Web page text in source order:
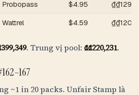
Probopass $4.95 ₫
Wattrel $4.59 ₫
. Trung vị pool: ₫₫220,231.
~1 in 20 packs. Unfair Stamp là